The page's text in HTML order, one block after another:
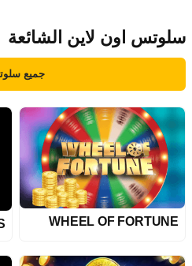
سلوتس اون لاين الشائعة
جميع
WHEEL OF FORTUNE